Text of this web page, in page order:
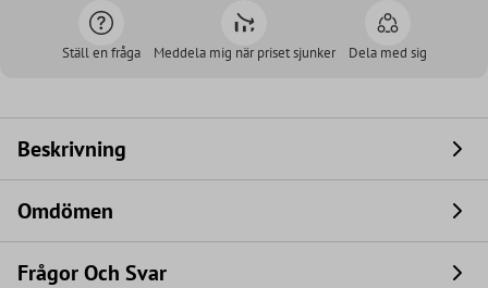
Ställ en fråga Meddela mig när priset sjunker Dela med sig
Beskrivning
Omdömen
Frågor Och Svar